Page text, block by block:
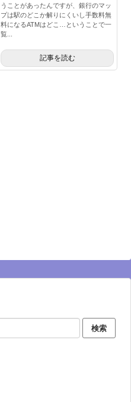
うことがあったんですが、銀行のマッ
プは駅のどこか解りにくいし手数料無
料になるATMはどこ…ということで一
覧...
記事を読む